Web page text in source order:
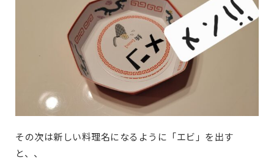
その次は新しい料理名になるように「エビ」を出す
と、、